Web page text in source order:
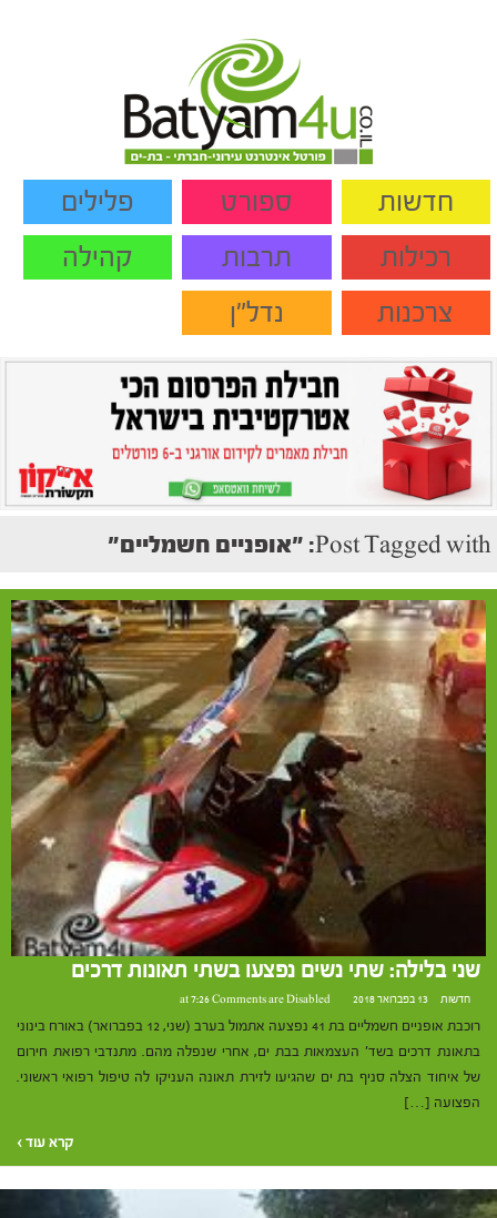
חדשות ספורט
פלילים
רכילות
תרבות
קהילה
צרכנות
נדל"ן
Post Tagged with: "אופניים חשמליים"
שני בלילה: שתי נשים נפצעו בשתי תאונות דרכים
חדשות 13 בפברואר 2018 at 7:26 Comments are Disabled
רוכבת אופניים חשמליים בת 41 נפצעה אתמול בערב (שני, 12 בפברואר) באורח בינוני
בתאונת דרכים בשד' העצמאות בבת ים, אחרי שנפלה מהם. מתנדבי רפואת חירום
של איחוד הצלה סניף בת ים שהגיעו לזירת תאונה העניקו לה טיפול רפואי ראשוני.
הפצועה […]
קרא עוד ›